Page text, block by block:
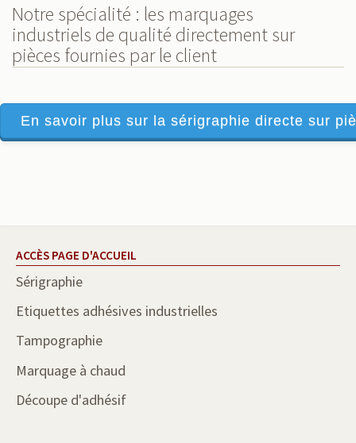
Notre spécialité : les marquages
industriels de qualité directement sur
pièces fournies par le client
En savoir plus sur la sérigraphie directe sur
ACCÈS PAGE D'ACCUEIL
Sérigraphie
Etiquettes adhésives industrielles
Tampographie
Marquage à chaud
Découpe d'adhésif